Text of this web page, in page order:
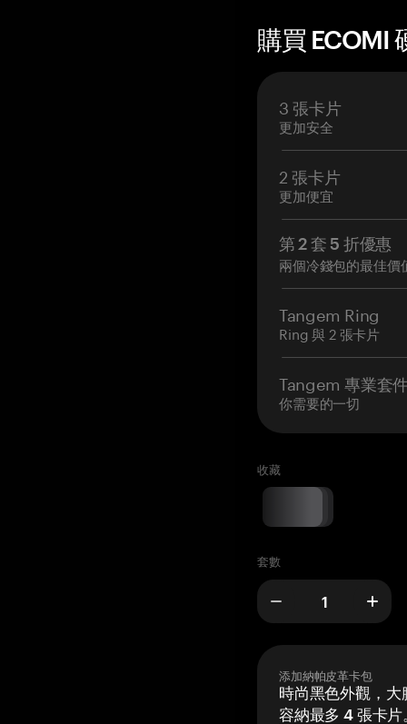
購買 ECOMI
3 張卡片
更加安全
2 張卡片
更加便宜
第 2 套 5 折優惠
兩個冷錢包的最佳價
Tangem Ring
Ring 與 2 張卡片
Tangem 專業套
你需要的一切
收藏
套數
添加納帕皮革卡包
時尚黑色外觀，大
容納最多 4 張卡片